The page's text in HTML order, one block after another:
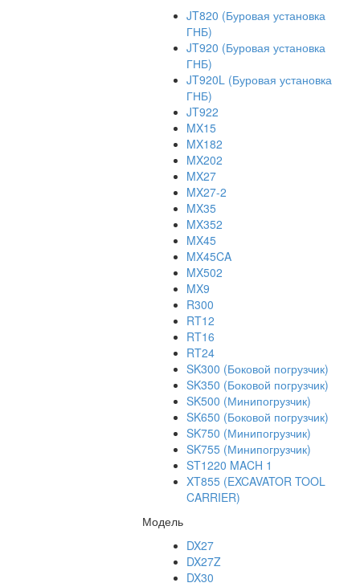
JT820 (Буровая установка
ГНБ)
JT920 (Буровая установка
ГНБ)
JT920L (Буровая установка
ГНБ)
JT922
MX15
MX182
MX202
MX27
MX27-2
MX35
MX352
MX45
MX45CA
MX502
MX9
R300
RT12
RT16
RT24
SK300 (Боковой погрузчик)
SK350 (Боковой погрузчик)
SK500 (Минипогрузчик)
SK650 (Боковой погрузчик)
SK750 (Минипогрузчик)
SK755 (Минипогрузчик)
ST1220 MACH 1
XT855 (EXCAVATOR TOOL
CARRIER)
Модель
DX27
DX27Z
DX30